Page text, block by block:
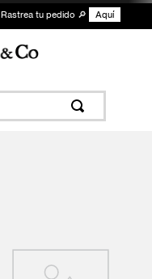
Rastrea tu pedido 🔎 Aquí